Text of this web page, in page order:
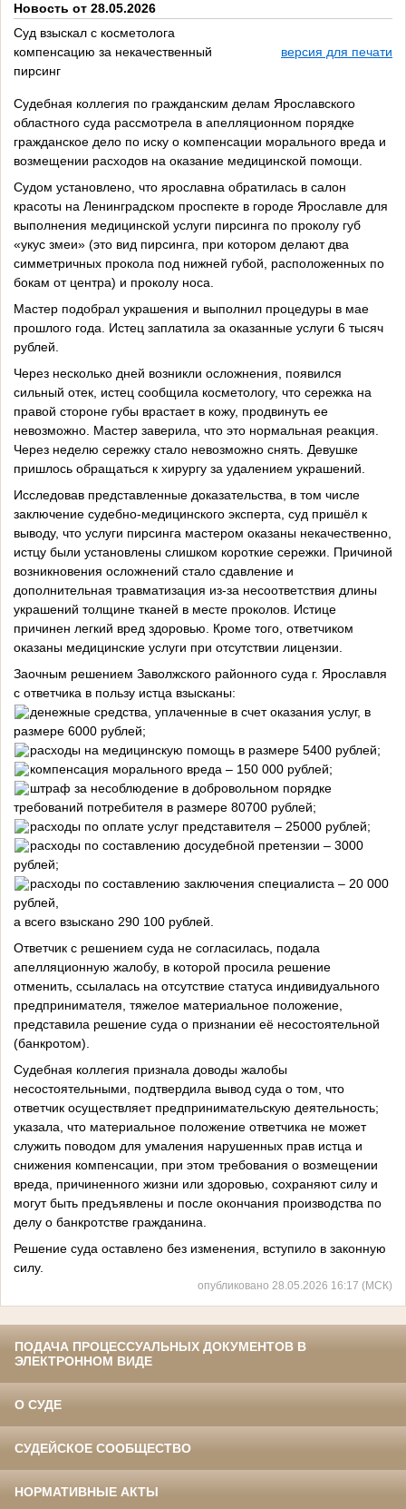
Новость от 28.05.2026
Суд взыскал с косметолога
компенсацию за некачественный
пирсинг
версия для печати
Судебная коллегия по гражданским делам Ярославского
областного суда рассмотрела в апелляционном порядке
гражданское дело по иску о компенсации морального вреда и
возмещении расходов на оказание медицинской помощи.
Судом установлено, что ярославна обратилась в салон
красоты на Ленинградском проспекте в городе Ярославле для
выполнения медицинской услуги пирсинга по проколу губ
«укус змеи» (это вид пирсинга, при котором делают два
симметричных прокола под нижней губой, расположенных по
бокам от центра) и проколу носа.
Мастер подобрал украшения и выполнил процедуры в мае
прошлого года. Истец заплатила за оказанные услуги 6 тысяч
рублей.
Через несколько дней возникли осложнения, появился
сильный отек, истец сообщила косметологу, что сережка на
правой стороне губы врастает в кожу, продвинуть ее
невозможно. Мастер заверила, что это нормальная реакция.
Через неделю сережку стало невозможно снять. Девушке
пришлось обращаться к хирургу за удалением украшений.
Исследовав представленные доказательства, в том числе
заключение судебно-медицинского эксперта, суд пришёл к
выводу, что услуги пирсинга мастером оказаны некачественно,
истцу были установлены слишком короткие сережки. Причиной
возникновения осложнений стало сдавление и
дополнительная травматизация из-за несоответствия длины
украшений толщине тканей в месте проколов. Истице
причинен легкий вред здоровью. Кроме того, ответчиком
оказаны медицинские услуги при отсутствии лицензии.
Заочным решением Заволжского районного суда г. Ярославля
с ответчика в пользу истца взысканы:
денежные средства, уплаченные в счет оказания услуг, в
размере 6000 рублей;
расходы на медицинскую помощь в размере 5400 рублей;
компенсация морального вреда – 150 000 рублей;
штраф за несоблюдение в добровольном порядке
требований потребителя в размере 80700 рублей;
расходы по оплате услуг представителя – 25000 рублей;
расходы по составлению досудебной претензии – 3000
рублей;
расходы по составлению заключения специалиста – 20 000
рублей,
а всего взыскано 290 100 рублей.
Ответчик с решением суда не согласилась, подала
апелляционную жалобу, в которой просила решение
отменить, ссылалась на отсутствие статуса индивидуального
предпринимателя, тяжелое материальное положение,
представила решение суда о признании её несостоятельной
(банкротом).
Судебная коллегия признала доводы жалобы
несостоятельными, подтвердила вывод суда о том, что
ответчик осуществляет предпринимательскую деятельность;
указала, что материальное положение ответчика не может
служить поводом для умаления нарушенных прав истца и
снижения компенсации, при этом требования о возмещении
вреда, причиненного жизни или здоровью, сохраняют силу и
могут быть предъявлены и после окончания производства по
делу о банкротстве гражданина.
Решение суда оставлено без изменения, вступило в законную
силу.
опубликовано 28.05.2026 16:17 (МСК)
ПОДАЧА ПРОЦЕССУАЛЬНЫХ ДОКУМЕНТОВ В
ЭЛЕКТРОННОМ ВИДЕ
О СУДЕ
СУДЕЙСКОЕ СООБЩЕСТВО
НОРМАТИВНЫЕ АКТЫ